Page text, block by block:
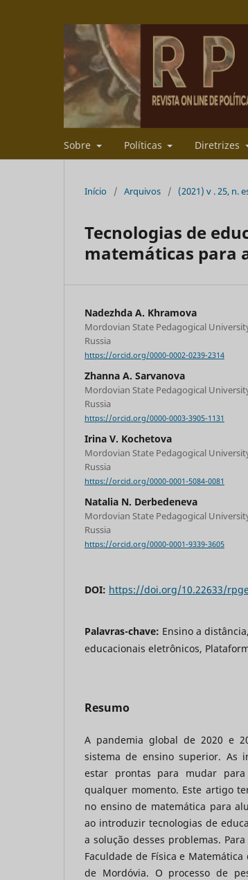
Sobre Políticas Diretrizes
Início / Arquivos / (2021) v . 25, n.
Tecnologias de
matemáticas para
Nadezhda A. Khramova
Mordovian State Pedagogical
Russia
https://orcid.org/0000-0002-0239-2314
Zhanna A. Sarvanova
Mordovian State Pedagogical
Russia
https://orcid.org/0000-0003-3905-1131
Irina V. Kochetova
Mordovian State Pedagogical
Russia
https://orcid.org/0000-0001-5084-0081
Natalia N. Derbedeneva
Mordovian State Pedagogical
Russia
https://orcid.org/0000-0001-9339-3605
DOI: https://doi.org/10.22633/
Palavras-chave: Ensino a
educacionais eletrônicos,
Resumo
A pandemia global de 2020 e
sistema de ensino superior. As
estar prontas para mudar
qualquer momento. Este artigo
no ensino de matemática para
ao introduzir tecnologias de
a solução desses problemas.
Faculdade de Física e
de Mordóvia. O processo de